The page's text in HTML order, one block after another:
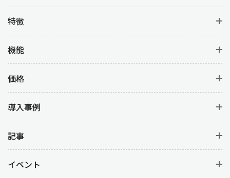
特徴
機能
価格
導入事例
記事
イベント